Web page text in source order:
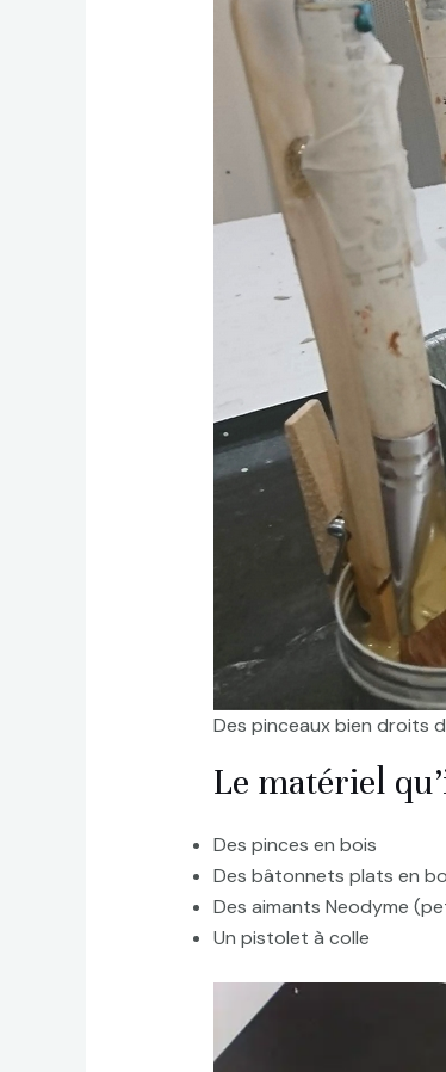
Des pinceaux bien droits
Le matériel
Des pinces en bois
Des bâtonnets plats en
Des aimants Neodyme
Un pistolet à colle